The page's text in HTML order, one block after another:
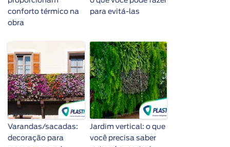
conforto térmico na
obra
para evitá-las
Varandas/sacadas:
decoração para
Jardim vertical: o que
você precisa saber